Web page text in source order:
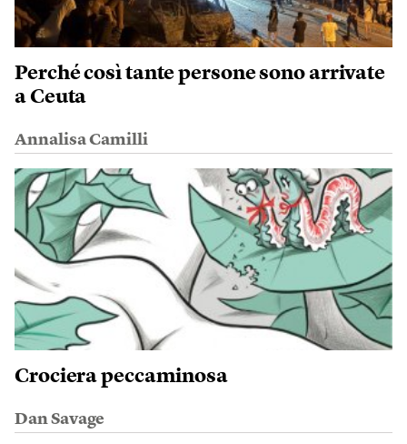
Perché così tante persone sono arrivate
a Ceuta
Annalisa Camilli
Crociera peccaminosa
Dan Savage